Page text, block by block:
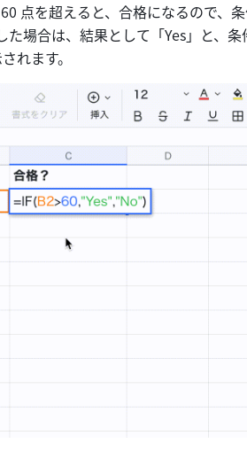
点を超えると、合格になるので、
た場合は、結果として「Yes」と、
れます。